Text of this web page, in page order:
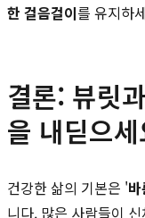
한 걸음걸이를 유지하
결론: 뷰릿
을 내딛으
건강한 삶의 기본은 '
니다. 많은 사람들이